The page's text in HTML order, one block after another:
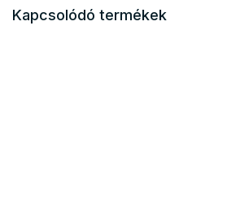
Kapcsolódó termékek